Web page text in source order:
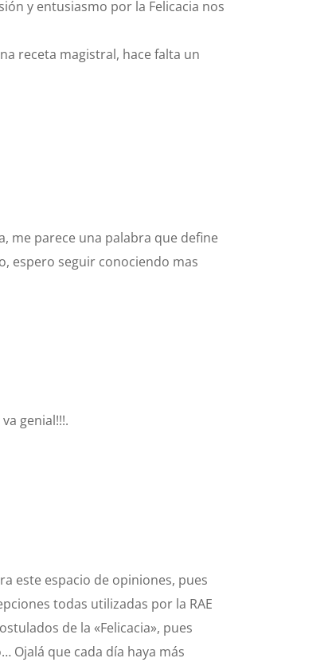
y entusiasmo por la Felicacia nos
receta magistral, hace falta un
me parece una palabra que define
espero seguir conociendo mas
genial!!!.
este espacio de opiniones, pues
todas utilizadas por la RAE
de la «Felicacia», pues
Ojalá que cada día haya más